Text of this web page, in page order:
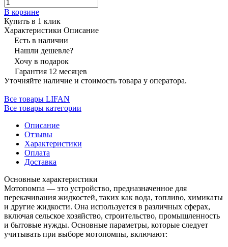
В корзине
Купить в 1 клик
Характеристики Описание
Есть в наличии
Нашли дешевле?
Хочу в подарок
Гарантия 12 месяцев
Уточняйте наличие и стоимость товара у оператора.
Все товары LIFAN
Все товары категории
Описание
Отзывы
Характеристики
Оплата
Доставка
Основные характеристики
Мотопомпа — это устройство, предназначенное для
перекачивания жидкостей, таких как вода, топливо, химикаты
и другие жидкости. Она используется в различных сферах,
включая сельское хозяйство, строительство, промышленность
и бытовые нужды. Основные параметры, которые следует
учитывать при выборе мотопомпы, включают: